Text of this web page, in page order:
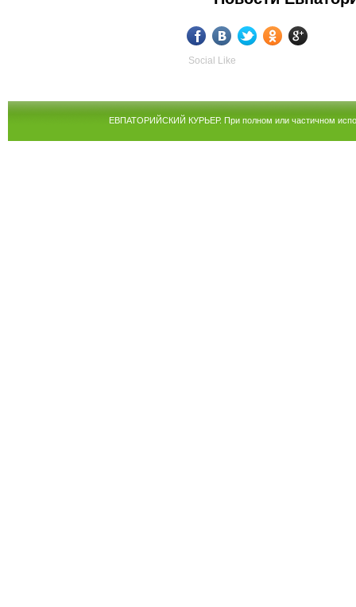
Social Like
ЕВПАТОРИЙСКИЙ КУРЬЕР. При полном или частичном